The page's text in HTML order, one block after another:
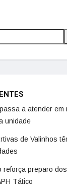
a atender
unidade
de Valinhos
reforça preparo
Tático